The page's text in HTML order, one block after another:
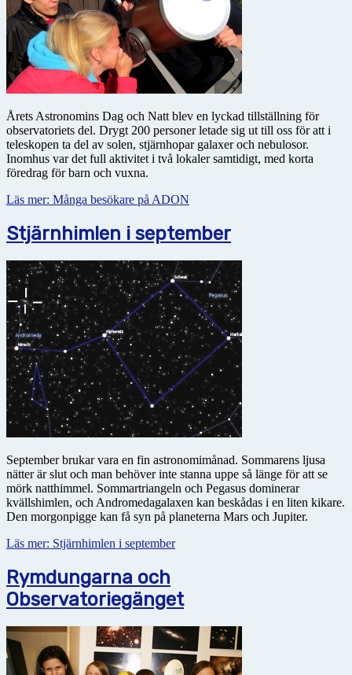
Årets Astronomins Dag och Natt blev en lyckad tillställning för
observatoriets del. Drygt 200 personer letade sig ut till oss för att i
teleskopen ta del av solen, stjärnhopar galaxer och nebulosor.
Inomhus var det full aktivitet i två lokaler samtidigt, med korta
föredrag för barn och vuxna.
Läs mer: Många besökare på ADON
Stjärnhimlen i september
September brukar vara en fin astronomimånad. Sommarens ljusa
nätter är slut och man behöver inte stanna uppe så länge för att se
mörk natthimmel. Sommartriangeln och Pegasus dominerar
kvällshimlen, och Andromedagalaxen kan beskådas i en liten kikare.
Den morgonpigge kan få syn på planeterna Mars och Jupiter.
Läs mer: Stjärnhimlen i september
Rymdungarna och
Observatoriegänget